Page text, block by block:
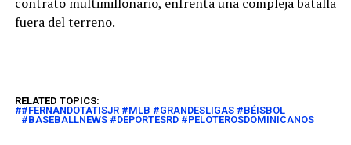
fuera del terreno.
RELATED TOPICS:
#FERNANDOTATISJR #MLB #GRANDESLIGAS #BÉISBOL
#BASEBALLNEWS #DEPORTESRD #PELOTEROSDOMINICANOS